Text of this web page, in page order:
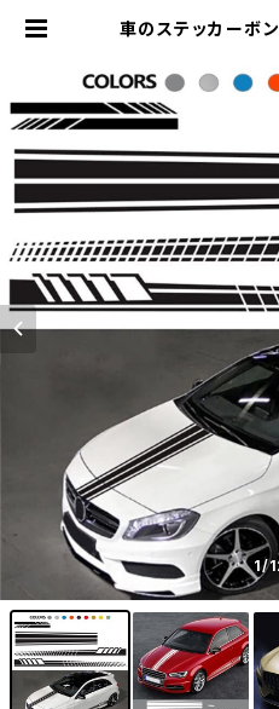
車のステッカーボ
チューニングアク
車＆バイクのアク
事なら3万点以上
1/